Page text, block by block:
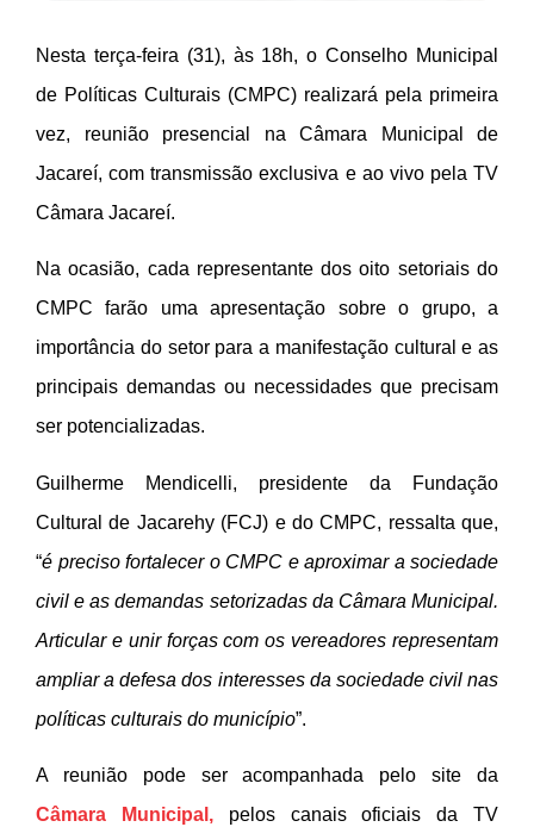
Nesta terça-feira (31), às 18h,oConselho Municipal
de Políticas Culturais (CMPC) realizará pela primeira
vez, reunião presencial
na Câmara Municipal
de
Jacareí, com transmissãoexclusiva e ao vivo pela TV
Câmara Jacareí.
Na ocasião, cada representante dos oito setoriais do
CMPC farão uma apresentação sobre o grupo, a
importância do setor para a manifestação cultural e as
principais demandas ou necessidades que precisam
ser potencializadas.
Guilherme Mendicelli, presidente da Fundação
Cultural de Jacarehy (FCJ) e do CMPC, ressalta que,
“é preciso fortalecer o CMPC e aproximar a sociedade
civil e as demandas setorizadas da Câmara Municipal.
Articular e unir forças com os vereadores representam
ampliar a defesa dos interesses da sociedade civil nas
políticas culturais do município”.
A reunião pode ser acompanhada pelo site da
Câmara Municipal,pelos canais oficiais da TV